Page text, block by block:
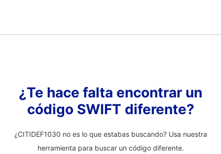
¿Te hace falta encontrar un
código SWIFT diferente?
¿CITIDEF1030 no es lo que estabas buscando? Usa nuestra
herramienta para buscar un código diferente.